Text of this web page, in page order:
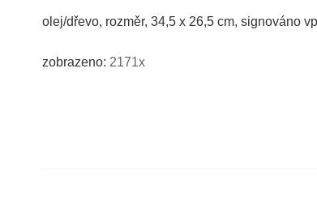
olej/dřevo, rozměr, 34,5 x 26,5 cm, signováno
zobrazeno: 2171x